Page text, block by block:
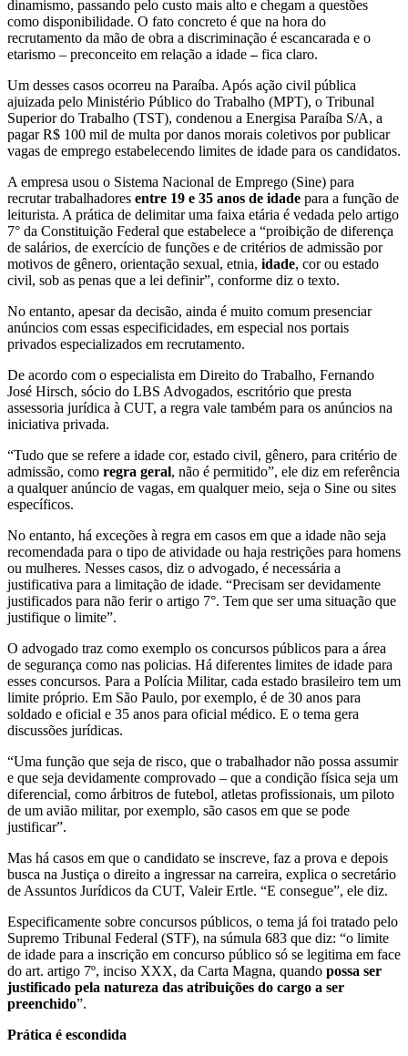
dinamismo, passando pelo custo mais alto e chegam a questões
como disponibilidade. O fato concreto é que na hora do
recrutamento da mão de obra a discriminação é escancarada e o
etarismo – preconceito em relação a idade–fica claro.
Um desses casos ocorreu na Paraíba. Após ação civil pública
ajuizada pelo Ministério Público do Trabalho (MPT), o Tribunal
Superior do Trabalho (TST), condenou a Energisa Paraíba S/A, a
pagar R$ 100 mil de multa por danos morais coletivos por publicar
vagas de emprego estabelecendo limites de idade para os candidatos.
A empresa usou o Sistema Nacional de Emprego (Sine) para
recrutar trabalhadores entre 19 e 35 anos de idade para a função de
leiturista. A prática de delimitar uma faixa etária é vedada pelo artigo
7° da Constituição Federal que estabelece a “proibição de diferença
de salários, de exercício de funções e de critérios de admissão por
motivos de gênero, orientação sexual, etnia, idade, cor ou estado
civil, sob as penas que a lei definir”, conforme diz o texto.
No entanto, apesar da decisão, ainda é muito comum presenciar
anúncios com essas especificidades, em especial nos portais
privados especializados em recrutamento.
De acordo com o especialista em Direito do Trabalho, Fernando
José Hirsch, sócio do LBS Advogados, escritório que presta
assessoria jurídica à CUT, a regra vale também para os anúncios na
iniciativa privada.
“Tudo que se refere a idade cor, estado civil, gênero, para critério de
admissão, como regra geral, não é permitido”, ele diz em referência
a qualquer anúncio de vagas, em qualquer meio, seja o Sine ou sites
específicos.
No entanto, há exceções à regra em casos em que a idade não seja
recomendada para o tipo de atividade ou haja restrições para homens
ou mulheres. Nesses casos, diz o advogado, é necessária a
justificativa para a limitação de idade. “Precisam ser devidamente
justificados para não ferir o artigo 7°. Tem que ser uma situação que
justifique o limite”.
O advogado traz como exemplo os concursos públicos para a área
de segurança como nas policias. Há diferentes limites de idade para
esses concursos. Para a Polícia Militar, cada estado brasileiro tem um
limite próprio. Em São Paulo, por exemplo, é de 30 anos para
soldado e oficial e 35 anos para oficial médico. E o tema gera
discussões jurídicas.
“Uma função que seja de risco, que o trabalhador não possa assumir
e que seja devidamente comprovado – que a condição física seja um
diferencial, como árbitros de futebol, atletas profissionais, um piloto
de um avião militar, por exemplo, são casos em que se pode
justificar”.
Mas há casos em que o candidato se inscreve, faz a prova e depois
busca na Justiça o direito a ingressar na carreira, explica o secretário
de Assuntos Jurídicos da CUT, Valeir Ertle. “E consegue”, ele diz.
Especificamente sobre concursos públicos, o tema já foi tratado pelo
Supremo Tribunal Federal (STF), na súmula 683 que diz: “o limite
de idade para a inscrição em concurso público só se legitima em face
do art. artigo 7º, inciso XXX, da Carta Magna, quando possa ser
justificado pela natureza das atribuições do cargo a ser
preenchido”.
Prática é escondida